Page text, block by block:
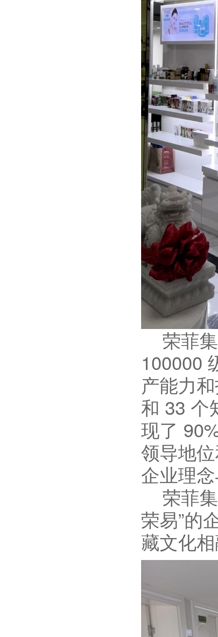
荣菲集
100000
产能力
和 33 个
现了
领导地
企业理
荣菲集
荣易”的
藏文化